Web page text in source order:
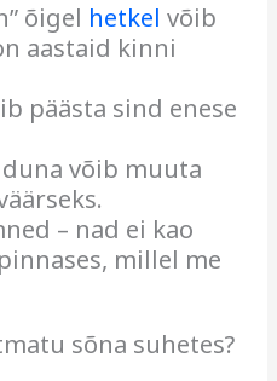
õigel hetkel võib
aastaid kinni
päästa sind enese
võib muuta
– nad ei kao
millel me
sõna suhetes?